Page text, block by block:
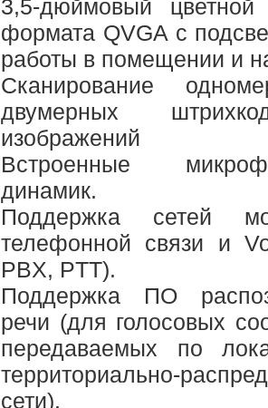
3,5-дюймовый цветной
формата QVGA с
работы в помещении и
Сканирование
двумерных
изображений
Встроенные
динамик.
Поддержка сетей
телефонной связи и
PBX, PTT).
Поддержка ПО
речи (для голосовых
передаваемых по
территориально-
сети).